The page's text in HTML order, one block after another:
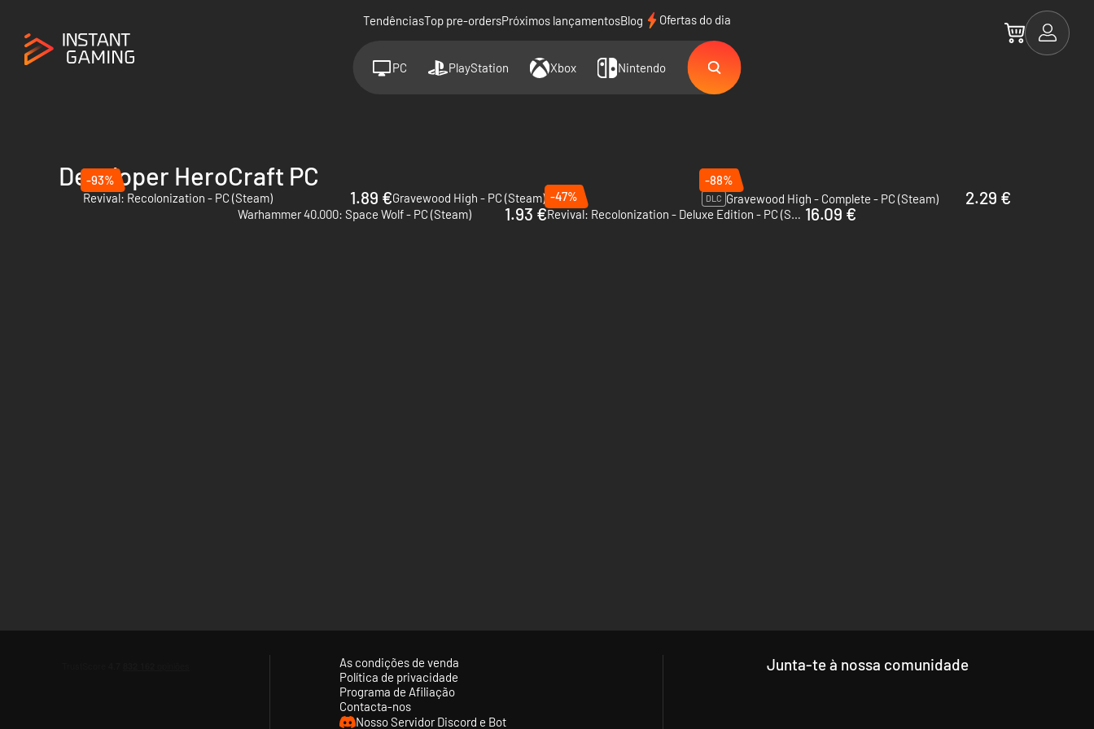
TendênciasTop pre-ordersPróximos lançamentosBlog Ofertas do dia
PC PlayStation Xbox Nintendo
Developer HeroCraft PC
-93%
Revival: Recolonization - PC (Steam)
1.89 €Gravewood High - PC (Steam)
-88%
DLC Gravewood High - Complete - PC (Steam) 2.29 €
Warhammer 40.000: Space Wolf - PC (Steam) 1.93 €
-47%
Revival: Recolonization - Deluxe Edition - PC (Steam) 16.09 €
As condições de venda
Política de privacidade
Programa de Afiliação
Contacta-nos
Nosso Servidor Discord e Bot
Junta-te à nossa comunidade